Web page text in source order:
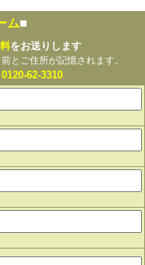
ム■
をお送りします
とご住所が記憶されます。
0120-62-3310